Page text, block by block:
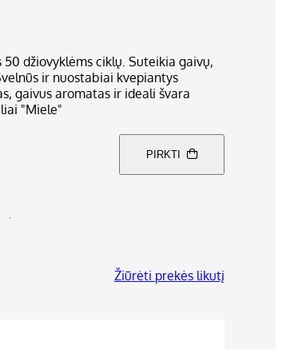
džiovyklėms ciklų. Suteikia gaivų,
ir nuostabiai kvepiantys
gaivus aromatas ir ideali švara
"Miele"
PIRKTI
Žiūrėti prekės likutį